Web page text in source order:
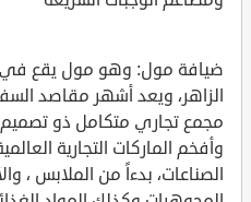
ضيافة مول: وهو مول يقع
الزاهر، ويعد أشهر مقاصد
مجمع تجاري متكامل ذو
وأفخم الماركات التجارية
الصناعات، بدءاً من الملابس ،